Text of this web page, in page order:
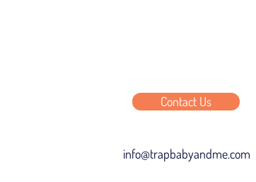
Contact Us
info@trapbabyandme.com